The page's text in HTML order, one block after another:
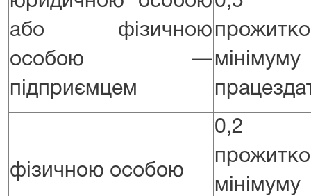
або фізичною
особою —
підприємцем
фізичною особою
0,2